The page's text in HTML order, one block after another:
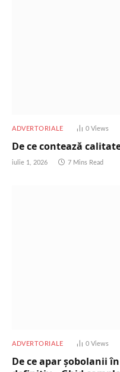
ADVERTORIALE 0 Views
De ce contează
iulie 1, 2026 7 Mins Read
ADVERTORIALE 0 Views
De ce apar șobolanii